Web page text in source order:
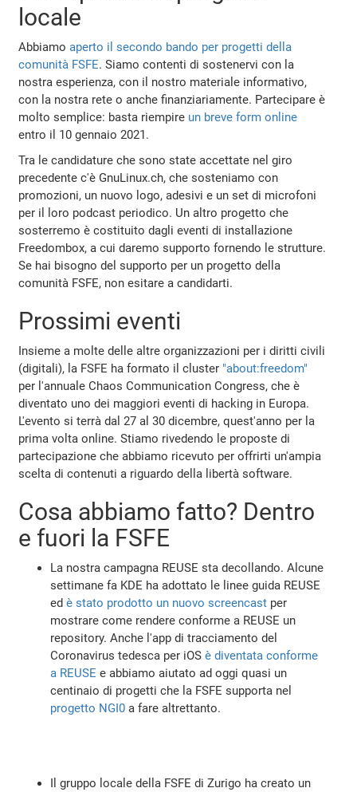
locale
Abbiamoaperto il secondo bando per progetti della
comunità FSFE. Siamo contenti di sostenervi con la
nostra esperienza, con il nostro materiale informativo,
con la nostra rete o anche finanziariamente. Partecipare è
molto semplice: basta riempire un breve form online
entro il 10 gennaio 2021.
Tra le candidature che sono state accettate nel giro
precedente c'è GnuLinux.ch, che sosteniamo con
promozioni, un nuovo logo, adesivi e un set di microfoni
per il loro podcast periodico. Un altro progetto che
sosterremo è costituito dagli eventi di installazione
Freedombox, a cui daremo supporto fornendo le strutture.
Se hai bisogno del supporto per un progetto della
comunità FSFE, non esitare a candidarti.
Prossimi eventi
Insieme a molte delle altre organizzazioni per i diritti civili
(digitali), la FSFE ha formato il cluster "about:freedom"
per l'annuale Chaos Communication Congress, che è
diventato uno dei maggiori eventi di hacking in Europa.
L'evento si terrà dal 27 al 30 dicembre, quest'anno per la
prima volta online. Stiamo rivedendo le proposte di
partecipazione che abbiamo ricevuto per offrirti un'ampia
scelta di contenuti a riguardo della libertà software.
Cosa abbiamo fatto? Dentro
e fuori la FSFE
La nostra campagna REUSE sta decollando. Alcune
settimane fa KDE ha adottato le linee guida REUSE
edè stato prodotto un nuovo screencast per
mostrare come rendere conforme a REUSE un
repository. Anche l'app di tracciamento del
Coronavirus tedesca per iOSè diventata conforme
a REUSE e abbiamo aiutato ad oggi quasi un
centinaio di progetti che la FSFE supporta nel
progetto NGI0 a fare altrettanto.
Il gruppo locale della FSFE di Zurigo ha creato un